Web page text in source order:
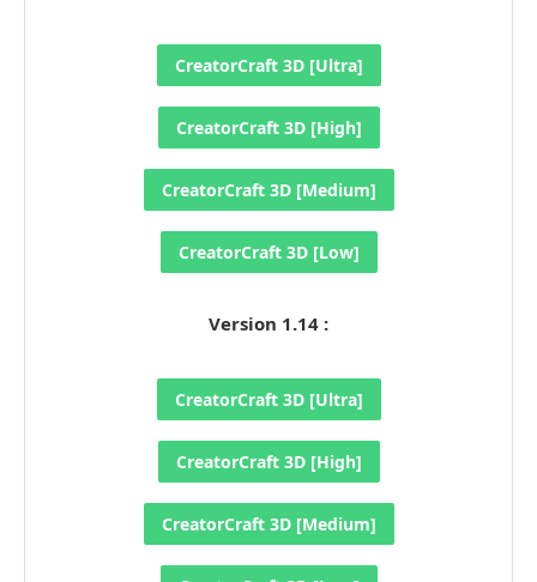
CreatorCraft 3D [Ultra]
CreatorCraft 3D [High]
CreatorCraft 3D [Medium]
CreatorCraft 3D [Low]
Version 1.14 :
CreatorCraft 3D [Ultra]
CreatorCraft 3D [High]
CreatorCraft 3D [Medium]